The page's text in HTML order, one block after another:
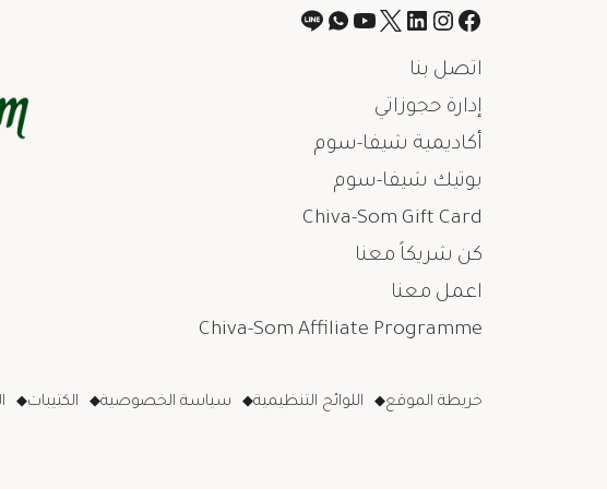
اتصل بنا
إدارة حجوزاتي
أكاديمية شيفا-سوم
بوتيك شيفا-سوم
Chiva-Som Gift Card
كن شريكاً معنا
اعمل معنا
Chiva-Som Affiliate Programme
خريطة الموقع اللوائح التنظيمية سياسة الخصوصية الكتيبات